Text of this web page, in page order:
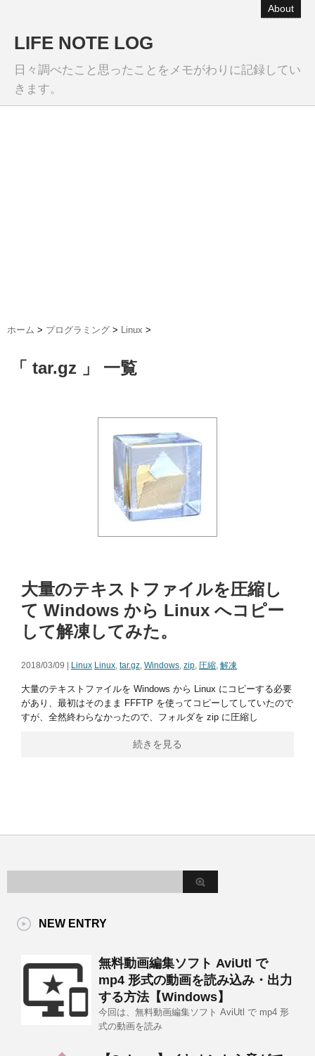
About
LIFE NOTE LOG
日々調べたこと思ったことをメモがわりに記録してい
きます。
ホーム > プログラミング > Linux >
「 tar.gz 」 一覧
大量のテキストファイルを圧縮し
て Windows から Linux へコピー
して解凍してみた。
2018/03/09 | Linux Linux, tar.gz, Windows, zip, 圧縮, 解凍
大量のテキストファイルを Windows から Linux にコピーする必要
があり、最初はそのまま FFFTP を使ってコピーしてしていたので
すが、全然終わらなかったので、フォルダを zip に圧縮し
続きを見る
NEW ENTRY
無料動画編集ソフト AviUtl で
mp4 形式の動画を読み込み・出力
する方法【Windows】
今回は、無料動画編集ソフト AviUtl で mp4 形
式の動画を読み